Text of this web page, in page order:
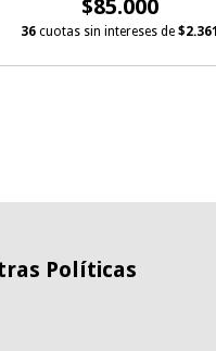
$85.000
36 cuotas sin intereses de $2.361
Políticas